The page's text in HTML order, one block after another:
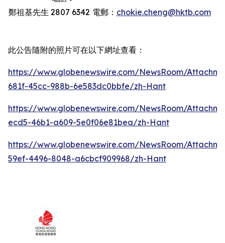
鄭祖基先生 2807 6342 電郵： chokie.cheng@hktb.com
此公告隨附的照片可在以下網址查看：
https://www.globenewswire.com/NewsRoom/
681f-45cc-988b-6e583dc0bbfe/zh-Hant
https://www.globenewswire.com/NewsRoom/
ecd5-46b1-a609-5e0f06e81bea/zh-Hant
https://www.globenewswire.com/NewsRoom/
59ef-4496-8048-a6cbcf909968/zh-Hant